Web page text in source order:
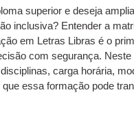
superior e deseja
inclusiva? Entender a
em Letras Libras é o
com segurança. Neste
carga horária,
que essa formação pode